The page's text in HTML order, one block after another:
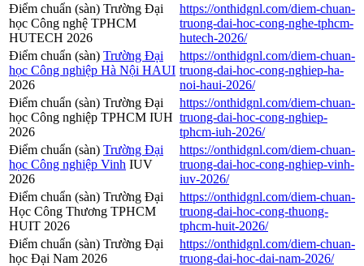
Điểm chuẩn (sàn) Trường Đại
học Công nghệ TPHCM
HUTECH 2026
https://onthidgnl.com/diem-chuan-
truong-dai-hoc-cong-nghe-tphcm-
hutech-2026/
Điểm chuẩn (sàn) Trường Đại
học Công nghiệp Hà Nội HAUI
2026
https://onthidgnl.com/diem-chuan-
truong-dai-hoc-cong-nghiep-ha-
noi-haui-2026/
Điểm chuẩn (sàn) Trường Đại
học Công nghiệp TPHCM IUH
2026
https://onthidgnl.com/diem-chuan-
truong-dai-hoc-cong-nghiep-
tphcm-iuh-2026/
Điểm chuẩn (sàn) Trường Đại
học Công nghiệp Vinh IUV
2026
https://onthidgnl.com/diem-chuan-
truong-dai-hoc-cong-nghiep-vinh-
iuv-2026/
Điểm chuẩn (sàn) Trường Đại
Học Công Thương TPHCM
HUIT 2026
https://onthidgnl.com/diem-chuan-
truong-dai-hoc-cong-thuong-
tphcm-huit-2026/
Điểm chuẩn (sàn) Trường Đại
học Đại Nam 2026
https://onthidgnl.com/diem-chuan-
truong-dai-hoc-dai-nam-2026/